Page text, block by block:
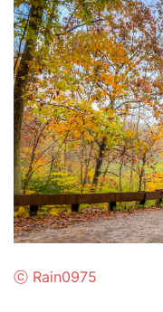
ⓒ Rain0975